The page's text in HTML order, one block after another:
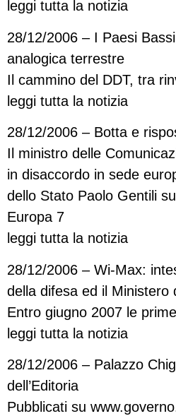
leggi tutta la notizia
28/12/2006 – I Paesi
analogica terrestre
Il cammino del DDT, tra
leggi tutta la notizia
28/12/2006 – Botta e
Il ministro delle
in disaccordo in sede
dello Stato Paolo Gentili
Europa 7
leggi tutta la notizia
28/12/2006 – Wi-Max:
della difesa ed il Ministero
Entro giugno 2007 le
leggi tutta la notizia
28/12/2006 – Palazzo
dell’Editoria
Pubblicati su